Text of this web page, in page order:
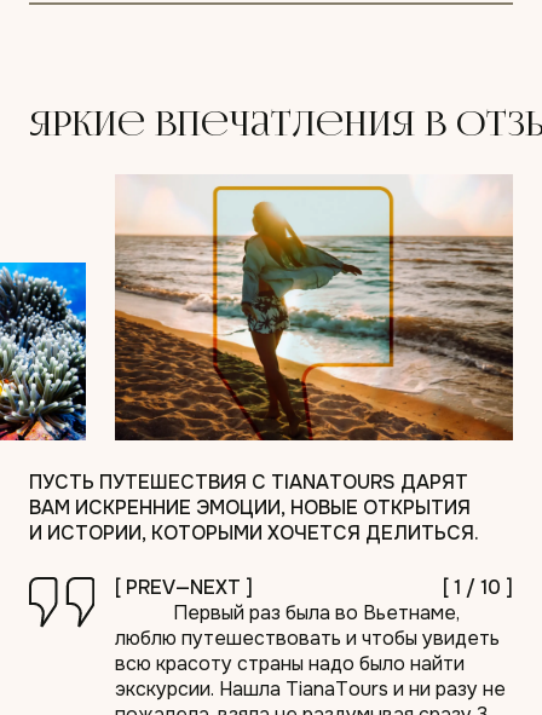
яркие впечатления в
ПУСТЬ ПУТЕШЕСТВИЯ С TIANATOURS ДАРЯТ
ВАМ ИСКРЕННИЕ ЭМОЦИИ, НОВЫЕ ОТКРЫТИЯ
И ИСТОРИИ, КОТОРЫМИ ХОЧЕТСЯ ДЕЛИТЬСЯ.
[ PREV—NEXT ] [1 /10 ]
Первый раз была во Вьетнаме,
люблю путешествовать и чтобы увидеть
всю красоту страны надо было найти
экскурсии. Нашла TianaTours и ни разу не